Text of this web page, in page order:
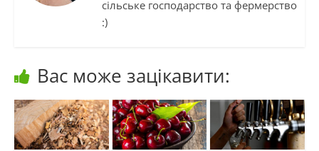
сільське господарство та фермерство
:)
Вас може зацікавити: